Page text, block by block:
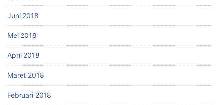
Juni 2018
Mei 2018
April 2018
Maret 2018
Februari 2018